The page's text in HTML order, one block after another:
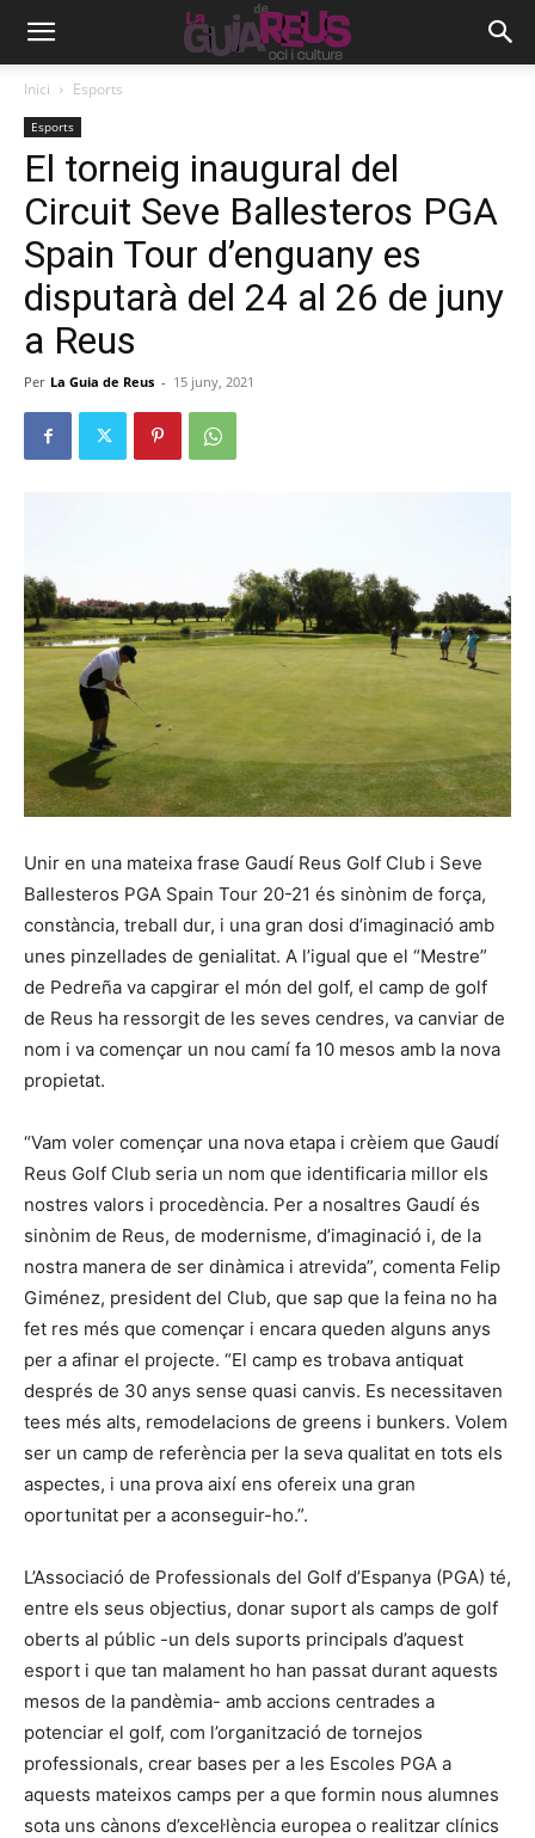
Inici Esports
Esports
El torneig inaugural del
Circuit Seve Ballesteros PGA
Spain Tour d’enguany es
disputarà del 24 al 26 de juny
a Reus
Per La Guia de Reus - 15 juny, 2021
Unir en una mateixa frase Gaudí Reus Golf Club i Seve
Ballesteros PGA Spain Tour 20-21 és sinònim de força,
constància, treball dur, i una gran dosi d’imaginació amb
unes pinzellades de genialitat. A l’igual que el “Mestre”
de Pedreña va capgirar el món del golf, el camp de golf
de Reus ha ressorgit de les seves cendres, va canviar de
nom i va començar un nou camí fa 10 mesos amb la nova
propietat.
“Vam voler començar una nova etapa i crèiem que Gaudí
Reus Golf Club seria un nom que identificaria millor els
nostres valors i procedència. Per a nosaltres Gaudí és
sinònim de Reus, de modernisme, d’imaginació i, de la
nostra manera de ser dinàmica i atrevida”, comenta Felip
Giménez, president del Club, que sap que la feina no ha
fet res més que començar i encara queden alguns anys
per a afinar el projecte. “El camp es trobava antiquat
després de 30 anys sense quasi canvis. Es necessitaven
tees més alts, remodelacions de greens i bunkers. Volem
ser un camp de referència per la seva qualitat en tots els
aspectes, i una prova així ens ofereix una gran
oportunitat per a aconseguir-ho.”.
L’Associació de Professionals del Golf d’Espanya (PGA) té,
entre els seus objectius, donar suport als camps de golf
oberts al públic -un dels suports principals d’aquest
esport i que tan malament ho han passat durant aquests
mesos de la pandèmia- amb accions centrades a
potenciar el golf, com l’organització de tornejos
professionals, crear bases per a les Escoles PGA a
aquests mateixos camps per a que formin nous alumnes
sota uns cànons d’excel·lència europea o realitzar clínics